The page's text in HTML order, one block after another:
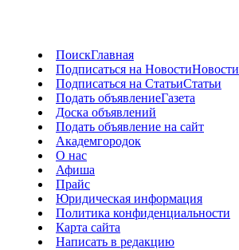
ПоискГлавная
Подписаться на НовостиНовости
Подписаться на СтатьиСтатьи
Подать объявлениеГазета
Доска объявлений
Подать объявление на сайт
Академгородок
О нас
Афиша
Прайс
Юридическая информация
Политика конфиденциальности
Карта сайта
Написать в редакцию